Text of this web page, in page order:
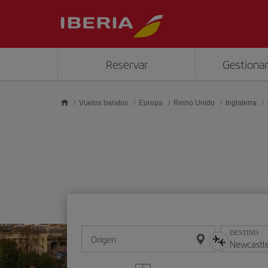
Reservar
Vuelos baratos Europa Reino Unido Inglaterra
Origen DESTINO